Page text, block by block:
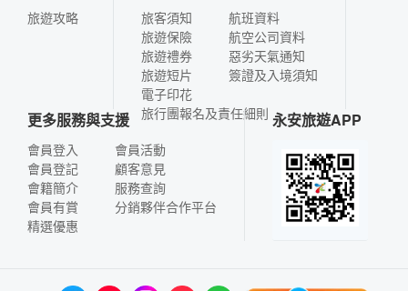
旅遊攻略
旅客須知
旅遊保險
旅遊禮券
旅遊短片
電子印花
航班資料
航空公司資料
惡劣天氣通知
簽證及入境須知
旅行團報名及責任細則
更多服務與支援
會員登入
會員登記
會籍簡介
會員有賞
精選優惠
會員活動
顧客意見
服務查詢
分銷夥伴合作平台
永安旅遊APP